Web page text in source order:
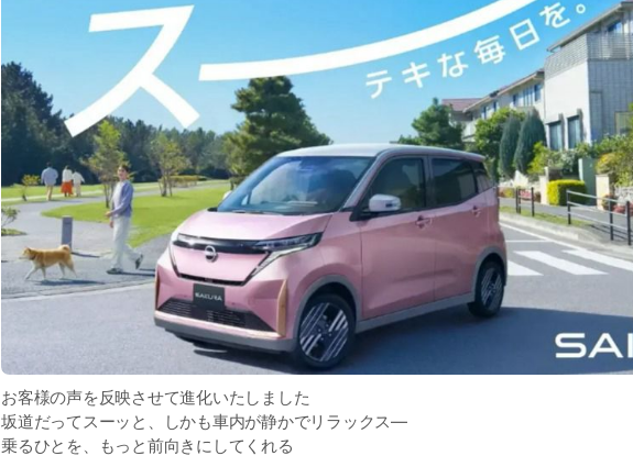
お客様の声を反映させて進化いたしました
坂道だってスーッと、しかも車内が静かでリラックス―
乗るひとを、もっと前向きにしてくれる